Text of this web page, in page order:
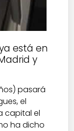
está en
y
pasará
el
capital el
ha dicho